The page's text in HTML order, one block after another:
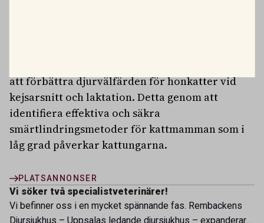
att förbättra djurvälfärden för honkatter vid
kejsarsnitt och laktation. Detta genom att
identifiera effektiva och säkra
smärtlindringsmetoder för kattmamman som i
låg grad påverkar kattungarna.
PLATSANNONSER
Vi söker två specialistveterinärer!
Vi befinner oss i en mycket spännande fas. Rembackens
Djursjukhus – Uppsalas ledande djursjukhus – expanderar